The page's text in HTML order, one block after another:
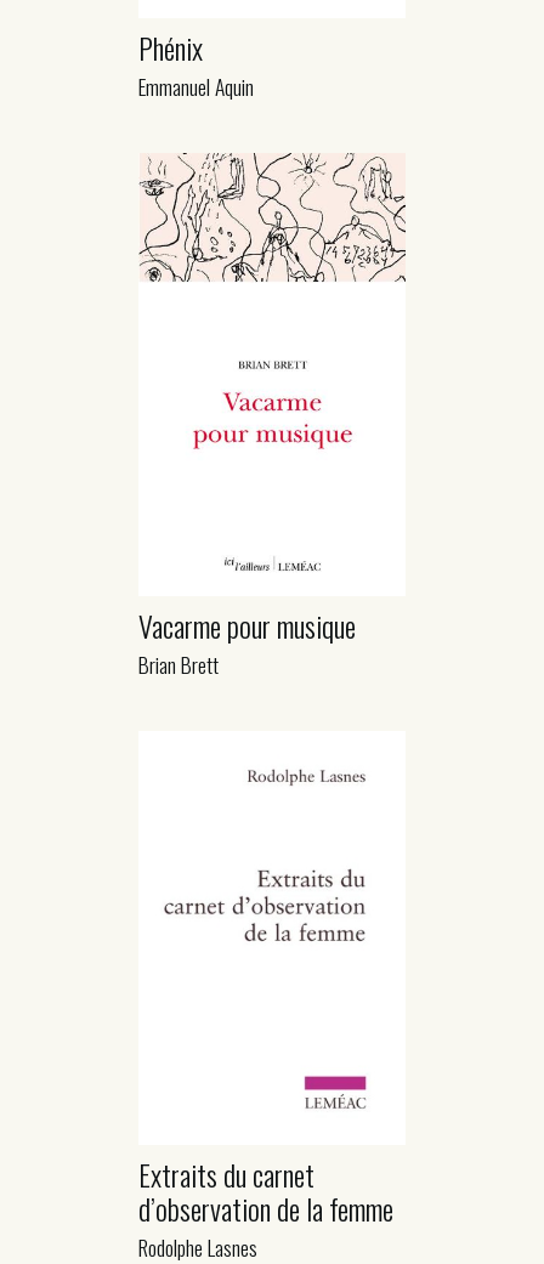
Phénix
Emmanuel Aquin
Vacarme pour musique
Brian Brett
Extraits du carnet
d’observation de la femme
Rodolphe Lasnes